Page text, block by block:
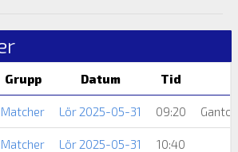
Grupp Datum Tid
Matcher Lör 2025-05-31 09:20
Matcher Lör 2025-05-31 10:40